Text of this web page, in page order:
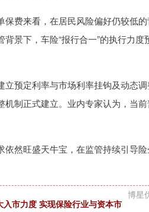
费来看，在居民风险偏好仍较低
景下，车险“报行合一”的执行力
预定利率与市场利率挂钩及动态
制正式建立。业内专家认为，当
然旺盛天牛宝，在监管持续引导险
博星
市力度 实现保险行业与资本市